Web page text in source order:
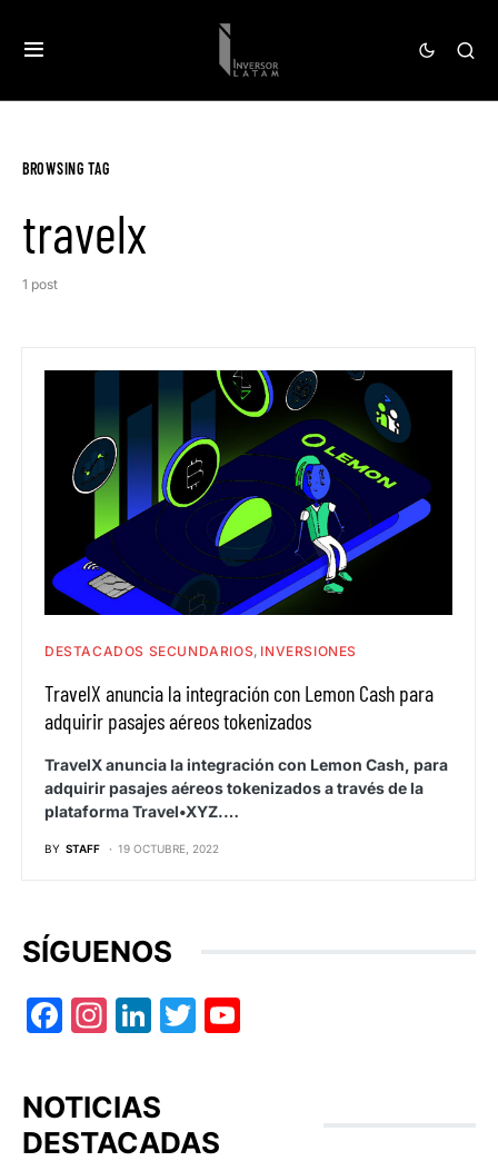
BROWSING TAG
travelx
1 post
DESTACADOS SECUNDARIOS INVERSIONES
TravelX anuncia la integración con Lemon Cash para
adquirir pasajes aéreos tokenizados
TravelX anuncia la integración con Lemon Cash, para
adquirir pasajes aéreos tokenizados a través de la
plataforma Travel•XYZ.…
BY STAFF 19 OCTUBRE, 2022
SÍGUENOS
Facebook
Instagram
LinkedIn
Twitter
NOTICIAS
DESTACADAS